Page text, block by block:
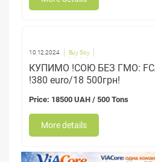
10.12.2024 Buy Soy
КУПИМО !СОЮ БЕЗ ГМО:
!380 euro/18 500грн!
Price: 18500 UAH / 500 Tons
More details